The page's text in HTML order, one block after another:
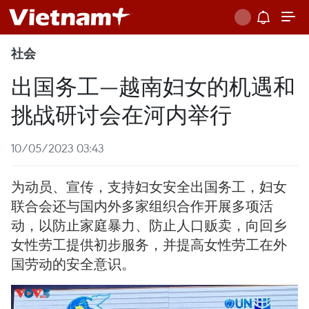
社会
出国务工—越南妇女的机遇和
挑战研讨会在河内举行
10/05/2023 03:43
为动员、宣传，支持妇女安全出国务工，妇女
联合会还与国内外多家组织合作开展多项活
动，以防止家庭暴力、防止人口贩卖，向回乡
女性劳工提供初步服务，并提高女性劳工在外
国劳动的安全意识。